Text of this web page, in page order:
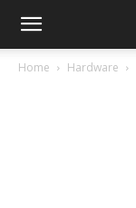
Home Hardware